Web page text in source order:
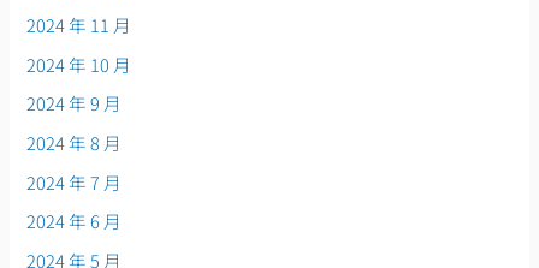
2024 年 11 月
2024 年 10 月
2024 年 9 月
2024 年 8 月
2024 年 7 月
2024 年 6 月
2024 年 5 月